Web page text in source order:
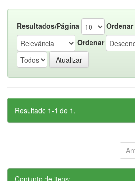
Resultados/Página
Ordenar
Resultado 1-1 de 1.
Conjunto de itens: